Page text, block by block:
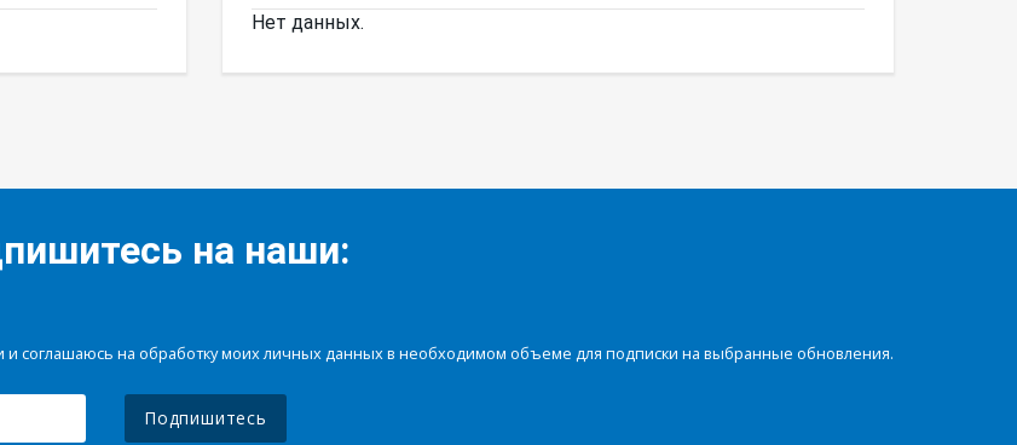
Нет данных.
на наши:
и соглашаюсь на обработку моих личных данных в необходимом объеме для подписки на выбранные обновления.
Подпишитесь